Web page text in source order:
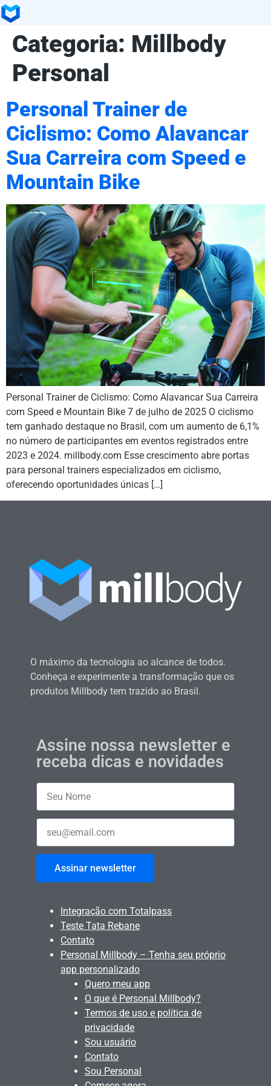
Categoria: Millbody
Personal
Personal Trainer de
Ciclismo: Como Alavancar
Sua Carreira com Speed e
Mountain Bike
Personal Trainer de Ciclismo: Como Alavancar Sua Carreira
com Speed e Mountain Bike 7 de julho de 2025 O ciclismo
tem ganhado destaque no Brasil, com um aumento de 6,1%
no número de participantes em eventos registrados entre
2023 e 2024. millbody.com Esse crescimento abre portas
para personal trainers especializados em ciclismo,
oferecendo oportunidades únicas […]
O máximo da tecnologia ao alcance de todos.
Conheça e experimente a transformação que os
produtos Millbody tem trazido ao Brasil.
Assine nossa newsletter e
receba dicas e novidades
Assinar newsletter
Integração com Totalpass
Teste Tata Rebane
Contato
Personal Millbody – Tenha seu próprio
app personalizado
Quero meu app
O que é Personal Millbody?
Termos de uso e política de
privacidade
Sou usuário
Contato
Sou Personal